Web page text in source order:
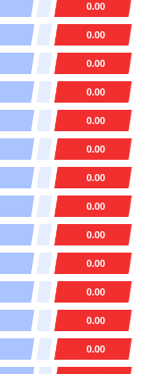
0.00
0.00
0.00
0.00
0.00
0.00
0.00
0.00
0.00
0.00
0.00
0.00
0.00